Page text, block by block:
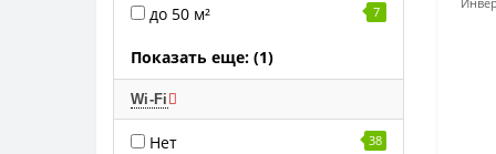
до 50 м² 7
Показать еще: (1)
Wi-Fi
Нет 38